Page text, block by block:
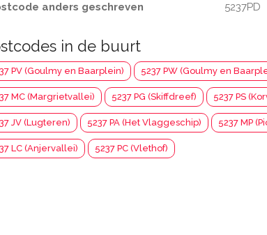
anders geschreven 5237PD
in de buurt
PV (Goulmy en Baarplein) 5237 PW (Goulmy en
MC (Margrietvallei) 5237 PG (Skiffdreef) 5237 PS
JV (Lugteren) 5237 PA (Het Vlaggeschip) 5237 MP
LC (Anjervallei) 5237 PC (Vlethof)